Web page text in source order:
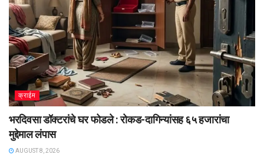
क्राईम
भरदिवसा डॉक्टरांचे घर फोडले : रोकड-दागिन्यांसह ६५ हजारांचा
मुद्देमाल लंपास
AUGUST 8, 2026